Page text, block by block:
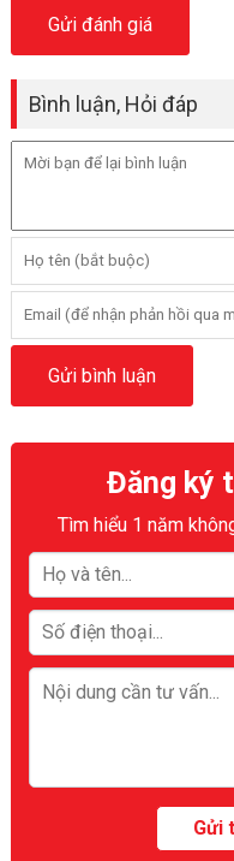
Bình luận, Hỏi đáp
Đăng ký
Tìm hiểu 1 năm